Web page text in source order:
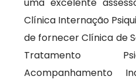
Clínica Internação
de fornecer Clínica de
Tratamento
Acompanhamento